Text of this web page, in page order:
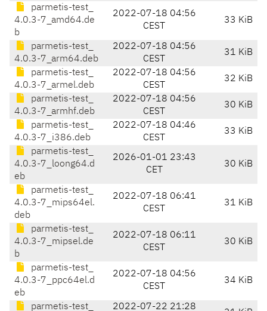
parmetis-test_
4.0.3-7_amd64.de
b
2022-07-18 04:56
CEST
33 KiB
parmetis-test_
4.0.3-7_arm64.deb
2022-07-18 04:56
CEST
31 KiB
parmetis-test_
4.0.3-7_armel.deb
2022-07-18 04:56
CEST
32 KiB
parmetis-test_
4.0.3-7_armhf.deb
2022-07-18 04:56
CEST
30 KiB
parmetis-test_
4.0.3-7_i386.deb
2022-07-18 04:46
CEST
33 KiB
parmetis-test_
4.0.3-7_loong64.d
eb
2026-01-01 23:43
CET
30 KiB
parmetis-test_
4.0.3-7_mips64el.
deb
2022-07-18 06:41
CEST
31 KiB
parmetis-test_
4.0.3-7_mipsel.de
b
2022-07-18 06:11
CEST
30 KiB
parmetis-test_
4.0.3-7_ppc64el.d
eb
2022-07-18 04:56
CEST
34 KiB
parmetis-test_ 2022-07-22 21:28